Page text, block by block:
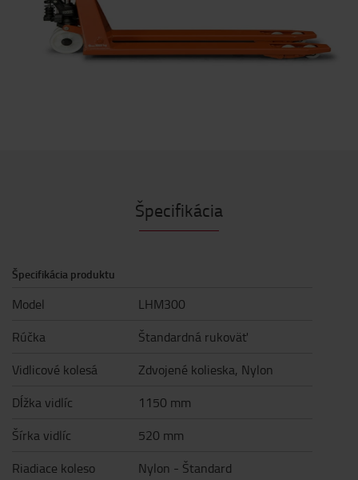
Špecifikácia
Špecifikácia produktu
Model
LHM300
Rúčka
Štandardná rukoväť
Vidlicové kolesá
Zdvojené kolieska, Nylon
Dĺžka vidlíc
1150 mm
Šírka vidlíc
520 mm
Riadiace koleso
Nylon - Štandard